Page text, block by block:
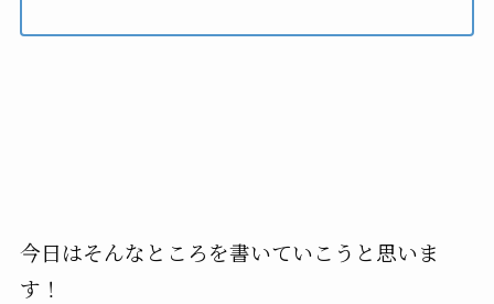
今日はそんなところを書いていこうと思いま
す！